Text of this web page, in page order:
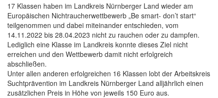
Textkörper
17 Klassen haben im Landkreis Nürnberger Land wieder am
Europäischen Nichtraucherwettbewerb „Be smart- don’t start“
teilgenommen und dabei miteinander entschieden, vom
14.11.2022 bis 28.04.2023 nicht zu rauchen oder zu dampfen.
Lediglich eine Klasse im Landkreis konnte dieses Ziel nicht
erreichen und den Wettbewerb damit nicht erfolgreich
abschließen.
Unter allen anderen erfolgreichen 16 Klassen lobt der Arbeitskreis
Suchtprävention im Landkreis Nürnberger Land alljährlich einen
zusätzlichen Preis in Höhe von jeweils 150 Euro aus.